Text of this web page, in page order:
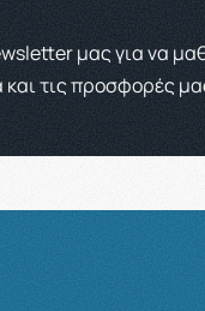
μας για να
και τις προσφορές